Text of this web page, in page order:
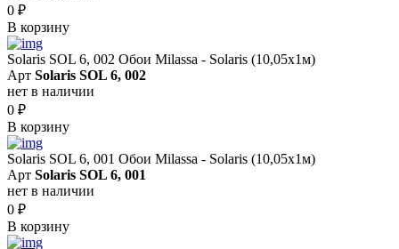
0 ₽
В корзину
Solaris SOL 6, 002 Обои Milassa - Solaris (10,05х1м)
Арт Solaris SOL 6, 002
нет в наличии
0 ₽
В корзину
Solaris SOL 6, 001 Обои Milassa - Solaris (10,05х1м)
Арт Solaris SOL 6, 001
нет в наличии
0 ₽
В корзину